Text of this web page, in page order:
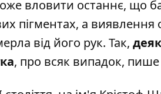
вловити останнє, що
пігментах, а виявлення
від його рук. Так,
, про всяк випадок, пише